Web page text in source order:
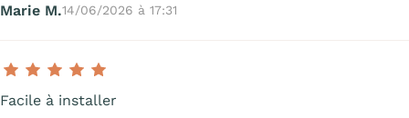
Marie M.14/06/2026 à 17:31
Facile à installer